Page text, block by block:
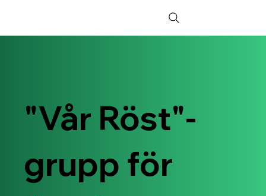
"Vår Röst"-
grupp för